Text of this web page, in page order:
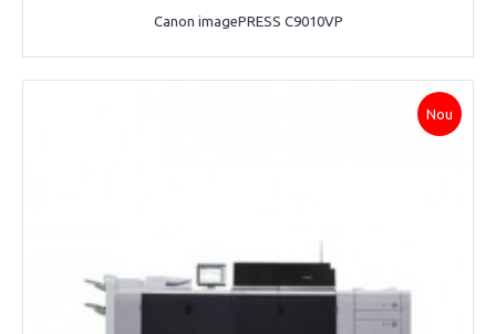
Canon imagePRESS C9010VP
Nou